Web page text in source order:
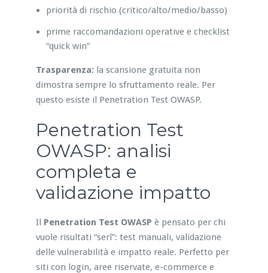
priorità di rischio (critico/alto/medio/basso)
prime raccomandazioni operative e checklist
“quick win”
Trasparenza: la scansione gratuita non
dimostra sempre lo sfruttamento reale. Per
questo esiste il Penetration Test OWASP.
Penetration Test
OWASP: analisi
completa e
validazione impatto
Il Penetration Test OWASP è pensato per chi
vuole risultati “serî”: test manuali, validazione
delle vulnerabilità e impatto reale. Perfetto per
siti con login, aree riservate, e-commerce e